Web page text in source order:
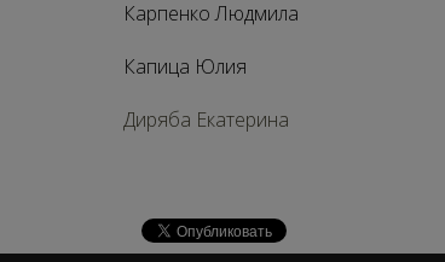
Карпенко Людмила
Капица Юлия
Диряба Екатерина